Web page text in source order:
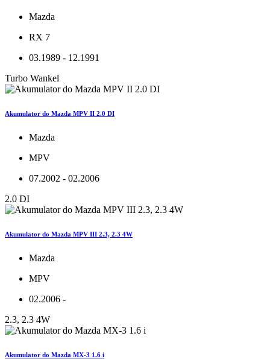
Mazda
RX 7
03.1989 - 12.1991
Turbo Wankel
Akumulator do Mazda MPV II 2.0 DI
Mazda
MPV
07.2002 - 02.2006
2.0 DI
Akumulator do Mazda MPV III 2.3, 2.3 4W
Mazda
MPV
02.2006 -
2.3, 2.3 4W
Akumulator do Mazda MX-3 1.6 i